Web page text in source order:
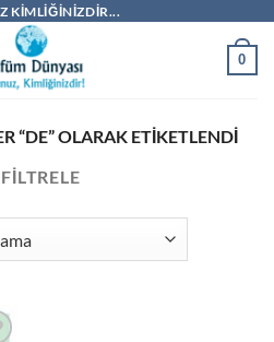
KIMLIĞINIZDIR...
0
“DE” OLARAK ETIKETLENDI
FILTRELE